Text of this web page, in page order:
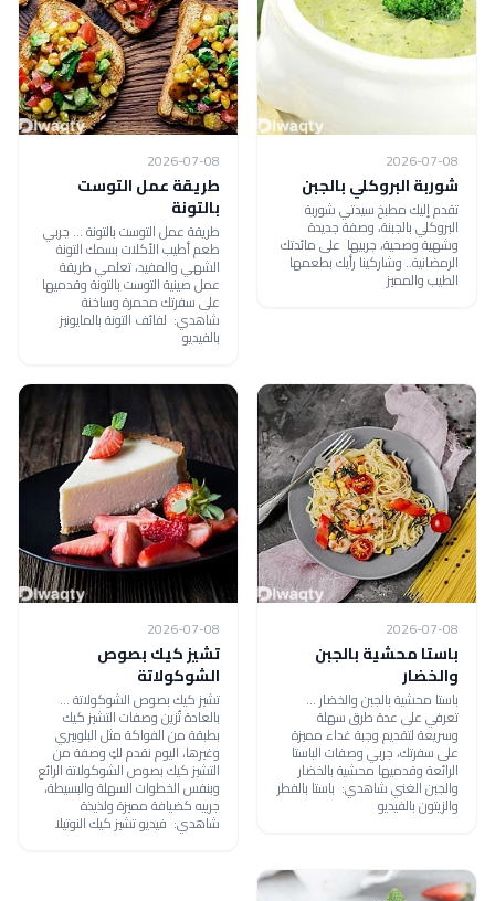
2026-07-08
شوربة البروكلي بالجبن
تقدم إليك مطبخ سيدتي شوربة
البروكلي بالجبنة، وصفة جديدة
وشهية وصحية، جربيها على مائدتك
الرمضانية.. وشاركينا رأيك بطعمها
الطيب والمميز
2026-07-08
طريقة عمل التوست
بالتونة
طريقة عمل التوست بالتونة ... جربي
طعم أطيب الأكلات بسمك التونة
الشهي والمفيد، تعلمي طريقة
عمل صينية التوست بالتونة وقدميها
على سفرتك محمرة وساخنة
شاهدي: لفائف التونة بالمايونيز
بالفيديو
2026-07-08
باستا محشية بالجبن
والخضار
باستا محشية بالجبن والخضار ...
تعرفي على عدة طرق سهلة
وسريعة لتقديم وجبة غداء مميزة
على سفرتك، جربي وصفات الباستا
الرائعة وقدميها محشية بالخضار
والجبن الغني شاهدي: باستا بالفطر
والزيتون بالفيديو
2026-07-08
تشيز كيك بصوص
الشوكولاتة
تشيز كيك بصوص الشوكولاتة ...
بالعادة تُزين وصفات التشيز كيك
بطبقة من الفواكة مثل البلوبيري
وغيرها، اليوم نقدم لكِ وصفة من
التشيز كيك بصوص الشوكولاتة الرائع
وبنفس الخطوات السهلة والبسيطة،
جربيه كضيافة مميزة ولذيذة
شاهدي: فيديو تشيز كيك النوتيلا